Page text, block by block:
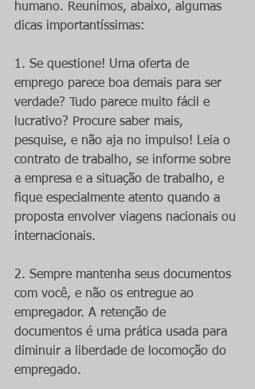
humano. Reunimos, abaixo, algumas
dicas importantíssimas:
1. Se questione! Uma oferta de
emprego parece boa demais para ser
verdade? Tudo parece muito fácil e
lucrativo? Procure saber mais,
pesquise, e não aja no impulso! Leia o
contrato de trabalho, se informe sobre
a empresa e a situação de trabalho, e
fique especialmente atento quando a
proposta envolver viagens nacionais ou
internacionais.
2. Sempre mantenha seus documentos
com você, e não os entregue ao
empregador. A retenção de
documentos é uma prática usada para
diminuir a liberdade de locomoção do
empregado.